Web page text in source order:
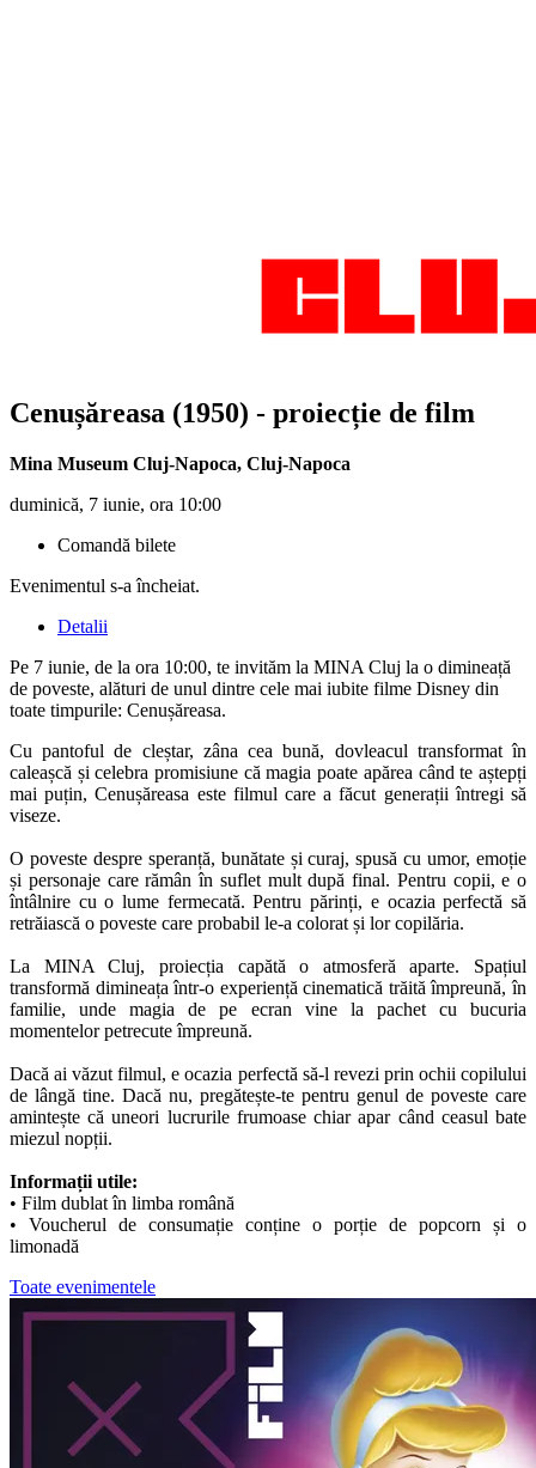
Cenușăreasa (1950) - proiecție de film
Mina Museum Cluj-Napoca, Cluj-Napoca
duminică, 7 iunie, ora 10:00
Comandă bilete
Evenimentul s-a încheiat.
Detalii
Pe 7 iunie, de la ora 10:00, te invităm la MINA Cluj la o dimineață
de poveste, alături de unul dintre cele mai iubite filme Disney din
toate timpurile: Cenușăreasa.
Cu pantoful de cleștar, zâna cea bună, dovleacul transformat în
caleașcă și celebra promisiune că magia poate apărea când te aștepți
mai puțin, Cenușăreasa este filmul care a făcut generații întregi să
viseze.
O poveste despre speranță, bunătate și curaj, spusă cu umor, emoție
și personaje care rămân în suflet mult după final. Pentru copii, e o
întâlnire cu o lume fermecată. Pentru părinți, e ocazia perfectă să
retrăiască o poveste care probabil le-a colorat și lor copilăria.
La MINA Cluj, proiecția capătă o atmosferă aparte. Spațiul
transformă dimineața într-o experiență cinematică trăită împreună, în
familie, unde magia de pe ecran vine la pachet cu bucuria
momentelor petrecute împreună.
Dacă ai văzut filmul, e ocazia perfectă să-l revezi prin ochii copilului
de lângă tine. Dacă nu, pregătește-te pentru genul de poveste care
amintește că uneori lucrurile frumoase chiar apar când ceasul bate
miezul nopții.
Informații utile:
• Film dublat în limba română
• Voucherul de consumație conține o porție de popcorn și o
limonadă
Toate evenimentele